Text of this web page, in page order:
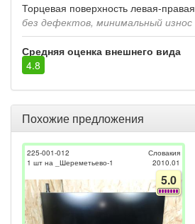
Торцевая поверхность левая-правая
без дефектов, минимальный износ
Средняя оценка внешнего вида
4.8
Похожие предложения
225-001-012
1 шт на _Шереметьево-1
Словакия
2010.01
5.0